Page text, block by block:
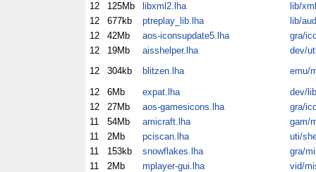
12
125Mb libxml2.lha
lib/xml
12
677kb ptreplay_lib.lha
lib/aud
12
42Mb aos-iconsupdate5.lha
gra/
12
19Mb aisshelper.lha
dev/
12
304kb blitzen.lha
emu/
12
6Mb expat.lha
dev/
12
27Mb aos-gamesicons.lha
gra/
11
54Mb amicraft.lha
gam/
11
2Mb pciscan.lha
uti/
11
153kb snowflakes.lha
gra/
11
2Mb mplayer-gui.lha
vid/